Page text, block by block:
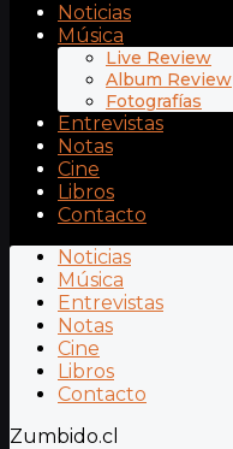
Noticias
Música
Live Review
Album Review
Fotografías
Entrevistas
Notas
Cine
Libros
Contacto
Noticias
Música
Entrevistas
Notas
Cine
Libros
Contacto
Zumbido.cl